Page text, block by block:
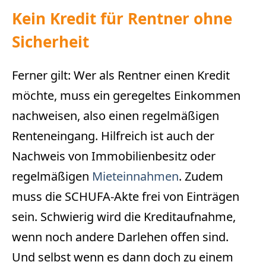
Kein Kredit für Rentner ohne
Sicherheit
Ferner gilt: Wer als Rentner einen Kredit
möchte, muss ein geregeltes Einkommen
nachweisen, also einen regelmäßigen
Renteneingang. Hilfreich ist auch der
Nachweis von Immobilienbesitz oder
regelmäßigen Mieteinnahmen. Zudem
muss die SCHUFA-Akte frei von Einträgen
sein. Schwierig wird die Kreditaufnahme,
wenn noch andere Darlehen offen sind.
Und selbst wenn es dann doch zu einem